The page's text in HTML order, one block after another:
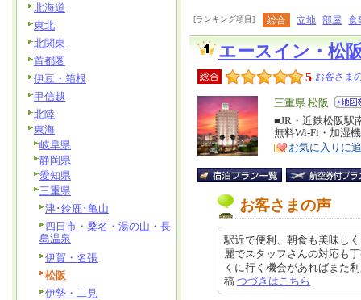
[ランキング項目] 総合 立地 部屋 食
エースイン・松
総合 5 お客さま
エ
リ
ア
三重県 松阪
特
徴
■JR・近鉄松阪駅
無料Wi-Fi・加湿
お気に入りに
お客さまの声
駅近で便利、朝食も美味し
麗でスタッフさんの対応も
くに行く機会があればまた
稿 つづきはこちら
北海道
東北
北関東
首都圏
伊豆・箱根
甲信越
北陸
東海
岐阜県
静岡県
愛知県
三重県
津･鈴鹿･亀山
四日市・桑名・湯の山・長
島温泉
伊賀・名張
松阪
伊勢・二見